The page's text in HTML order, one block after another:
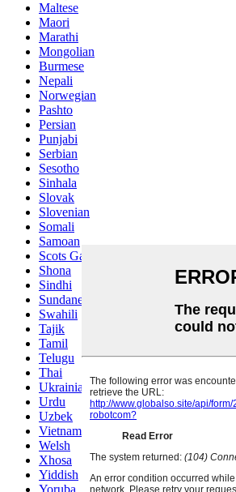
Maltese
Maori
Marathi
Mongolian
Burmese
Nepali
Norwegian
Pashto
Persian
Punjabi
Serbian
Sesotho
Sinhala
Slovak
Slovenian
Somali
Samoan
Scots Gaelic
Shona
Sindhi
Sundanese
Swahili
Tajik
Tamil
Telugu
Thai
Ukrainian
Urdu
Uzbek
Vietnamese
Welsh
Xhosa
Yiddish
Yoruba